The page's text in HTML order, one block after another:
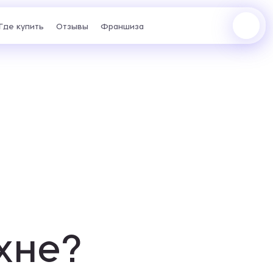
купить Отзывы Франшиза
Перейти